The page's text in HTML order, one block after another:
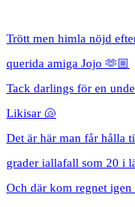
Trött men himla nöjd
querida amiga Jojo 🫶🏼
Tack darlings för en
Likisar 🐚
Det är här man får hålla
grader iallafall som 20 i
Och där kom regnet